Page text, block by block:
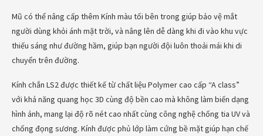
Mũ có thể nâng cấp thêm Kính màu tối bên trong giúp bảo vệ mắt
người dùng khỏi ánh mặt trời, và nâng lên dễ dàng khi đi vào khu vực
thiếu sáng như đường hầm, giúp bạn người đội luôn thoải mái khi di
chuyển trên đường.
Kính chắn LS2 được thiết kế từ chất liệu Polymer cao cấp “A class”
với khả năng quang học 3D cùng độ bền cao mà không làm biến dạng
hình ảnh, mang lại độ rõ nét cao nhất cùng công nghệ chống tia UV và
chống đọng sương. Kính được phủ lớp làm cứng bề mặt giúp hạn chế